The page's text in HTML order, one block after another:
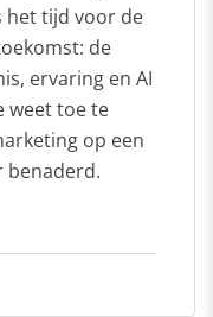
het tijd voor de
de
ervaring en AI
weet toe te
op een
benaderd.